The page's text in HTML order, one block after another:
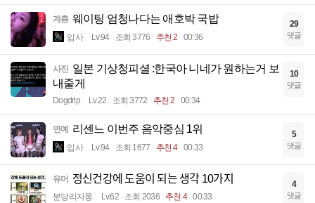
계층 웨이팅 엄청나다는 애호박 국밥
입사 Lv.94 조회 3776 추천 2 00:36
29
댓글
사진 일본 기상청피셜 :한국아 니네가 원하는거 보
내줄게
Dogdrip Lv.22 조회 3772 추천 2 00:34
10
댓글
연예 리센느 이번주 음악중심 1위
입사 Lv.94 조회 1677 추천 4 00:33
5
댓글
유머 정신건강에 도움이 되는 생각 10가지
분당리자몽 Lv.62 조회 2036 추천 4 00:33
4
댓글